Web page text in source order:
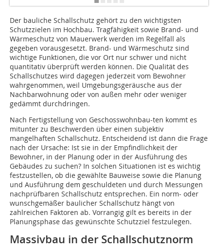
Der bauliche Schallschutz gehört zu den wichtigsten
Schutzzielen im Hochbau. Tragfähigkeit sowie Brand- und
Wärmeschutz von Mauerwerk werden im Regelfall als
gegeben vorausgesetzt. Brand- und Wärmeschutz sind
wichtige Funktionen, die vor Ort nur schwer und nicht
quantitativ überprüft werden können. Die Qualität des
Schallschutzes wird dagegen jederzeit vom Bewohner
wahrgenommen, weil Umgebungsgeräusche aus der
Nachbarwohnung oder von außen mehr oder weniger
gedämmt durchdringen.
Nach Fertigstellung von Geschosswohnbau-ten kommt es
mitunter zu Beschwerden über einen subjektiv
mangelhaften Schallschutz. Entscheidend ist dann die Frage
nach der Ursache: Ist sie in der Empfindlichkeit der
Bewohner, in der Planung oder in der Ausführung des
Gebäudes zu suchen? In solchen Situationen ist es wichtig
festzustellen, ob die gewählte Bauweise sowie die Planung
und Ausführung dem geschuldeten und durch Messungen
nachprüfbaren Schallschutz entsprechen. Ein norm- oder
wunschgemäßer baulicher Schallschutz hängt von
zahlreichen Faktoren ab. Vorrangig gilt es bereits in der
Planungsphase das gewünschte Schutzziel festzulegen.
Massivbau in der Schallschutznorm